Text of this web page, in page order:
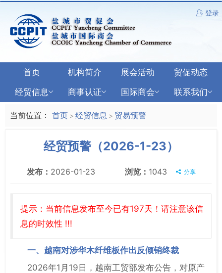
登录
首页 机构简介 展会活动
贸促动态
经贸信息
商事认证 国际商会 联系我们
当前位置： 首页 > 经贸信息 > 贸易预警
经贸预警（2026-1-23）
发布： 2026-01-23 浏览： 1043 分享
提示：当前信息发布至今已有197天！请注意该信
息的时效性 !!!
一、越南对涉华木纤维板作出反倾销终裁
2026年1月19日，越南工贸部发布公告，对原产